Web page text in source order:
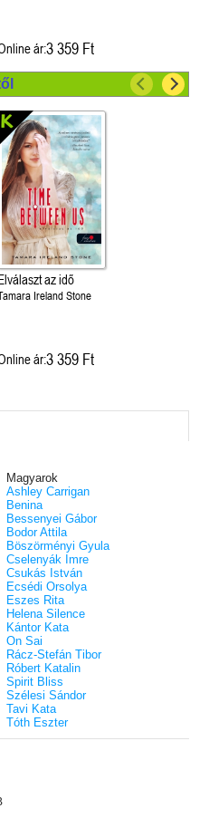
ár:3 359 Ft
az idő
Ireland Stone
ár:3 359 Ft
Magyarok
Ashley Carrigan
Benina
Bessenyei Gábor
Bodor Attila
Böszörményi Gyula
Cselenyák Imre
Csukás István
Ecsédi Orsolya
Eszes Rita
Helena Silence
Kántor Kata
On Sai
Rácz-Stefán Tibor
Róbert Katalin
Spirit Bliss
Szélesi Sándor
Tavi Kata
Tóth Eszter